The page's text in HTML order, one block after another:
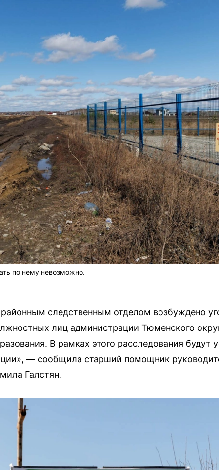
по нему невозможно.
следственным отделом возбуждено
лиц администрации Тюменского
В рамках этого расследования будут
— сообщила старший помощник
Галстян.